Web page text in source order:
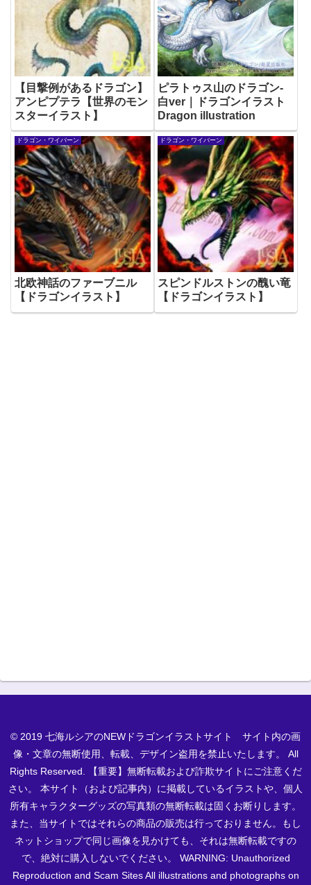
【目撃例があるドラゴン】
アンピプテラ【世界のモン
スターイラスト】
ピラトゥス山のドラゴン-
白ver｜ドラゴンイラスト
Dragon illustration
ドラゴン・ワイバーン
北欧神話のファーブニル
【ドラゴンイラスト】
ドラゴン・ワイバーン
スピンドルストンの醜い竜
【ドラゴンイラスト】
© 2019 七海ルシアのNEWドラゴンイラストサイト サイト内の画
像・文章の無断使用、転載、デザイン盗用を禁止いたします。 All
Rights Reserved. 【重要】無断転載および詐欺サイトにご注意くだ
さい。 本サイト（および記事内）に掲載しているイラストや、個人
所有キャラクターグッズの写真類の無断転載は固くお断りします。
また、当サイトではそれらの商品の販売は行っておりません。もし
ネットショップで同じ画像を見かけても、それは無断転載ですの
で、絶対に購入しないでください。 WARNING: Unauthorized
Reproduction and Scam Sites All illustrations and photographs on